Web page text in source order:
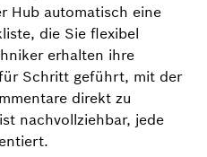
Hub automatisch eine
die Sie flexibel
erhalten ihre
Schritt geführt, mit der
direkt zu
nachvollziehbar, jede